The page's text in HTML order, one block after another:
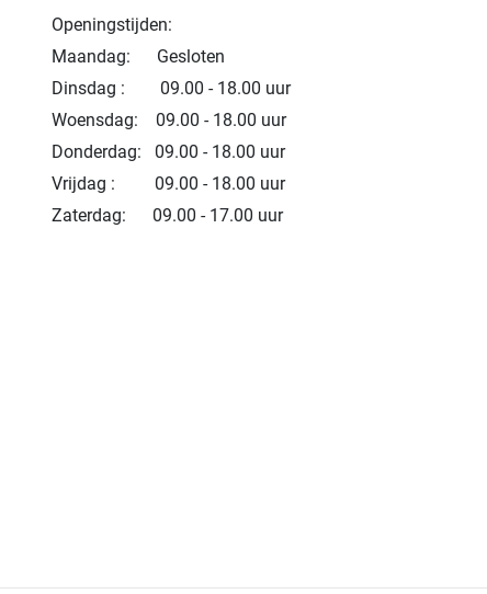
Openingstijden:
Maandag: Gesloten
Dinsdag : 09.00 - 18.00 uur
Woensdag: 09.00 - 18.00 uur
Donderdag: 09.00 - 18.00 uur
Vrijdag : 09.00 - 18.00 uur
Zaterdag: 09.00 - 17.00 uur